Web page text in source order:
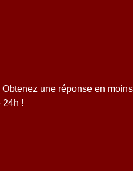
Obtenez une réponse en moins
24h !